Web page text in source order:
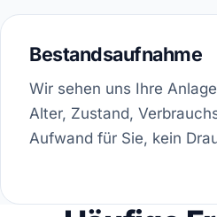
Bestandsaufnahme
Wir sehen uns Ihre
Alter, Zustand,
Aufwand für Sie, kein